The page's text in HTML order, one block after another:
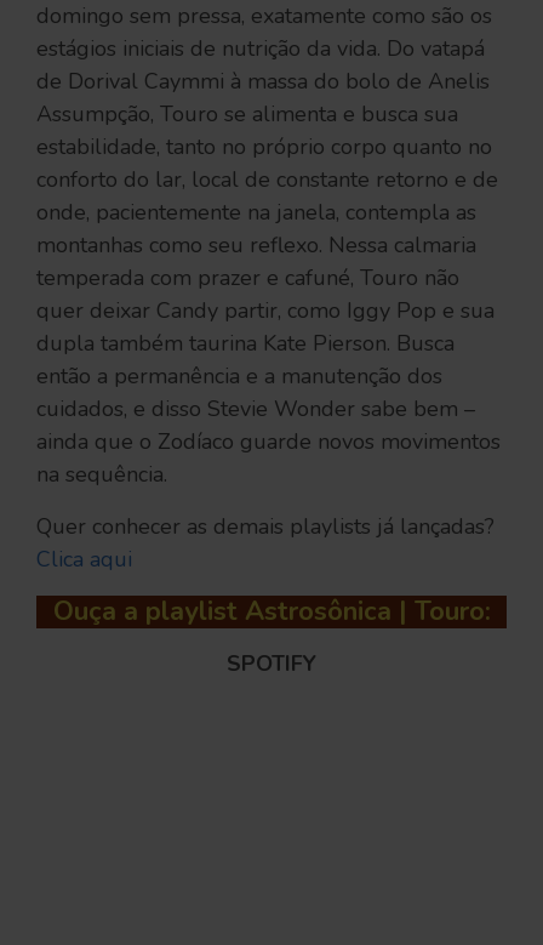
domingo sem pressa, exatamente como são os
estágios iniciais de nutrição da vida. Do vatapá
de Dorival Caymmi à massa do bolo de Anelis
Assumpção, Touro se alimenta e busca sua
estabilidade, tanto no próprio corpo quanto no
conforto do lar, local de constante retorno e de
onde, pacientemente na janela, contempla as
montanhas como seu reflexo. Nessa calmaria
temperada com prazer e cafuné, Touro não
quer deixar Candy partir, como Iggy Pop e sua
dupla também taurina Kate Pierson. Busca
então a permanência e a manutenção dos
cuidados, e disso Stevie Wonder sabe bem –
ainda que o Zodíaco guarde novos movimentos
na sequência.
Quer conhecer as demais playlists já lançadas?
Clica aqui
Ouça a playlist Astrosônica | Touro:
SPOTIFY